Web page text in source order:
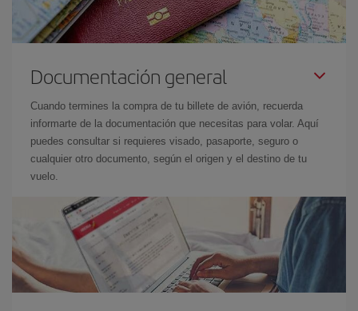
Documentación general
Cuando termines la compra de tu billete de avión, recuerda
informarte de la documentación que necesitas para volar. Aquí
puedes consultar si requieres visado, pasaporte, seguro o
cualquier otro documento, según el origen y el destino de tu
vuelo.